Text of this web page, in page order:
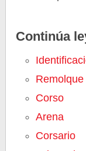
Continúa
Remolque
Corso
Arena
Corsario